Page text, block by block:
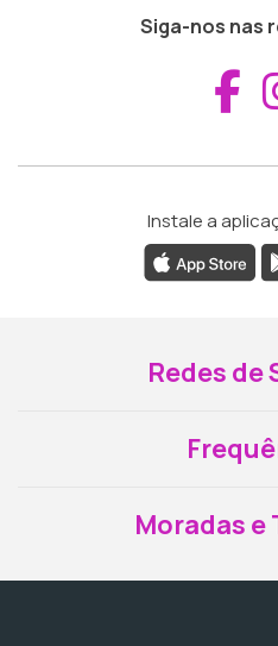
Siga-nos nas
Instale a
Redes de
Moradas e